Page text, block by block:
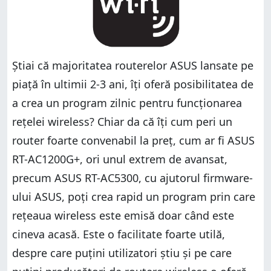
Știai că majoritatea routerelor ASUS lansate pe
piață în ultimii 2-3 ani, îți oferă posibilitatea de
a crea un program zilnic pentru funcționarea
rețelei wireless? Chiar da că îți cum peri un
router foarte convenabil la preț, cum ar fi ASUS
RT-AC1200G+, ori unul extrem de avansat,
precum ASUS RT-AC5300, cu ajutorul firmware-
ului ASUS, poți crea rapid un program prin care
rețeaua wireless este emisă doar când este
cineva acasă. Este o facilitate foarte utilă,
despre care puțini utilizatori știu și pe care